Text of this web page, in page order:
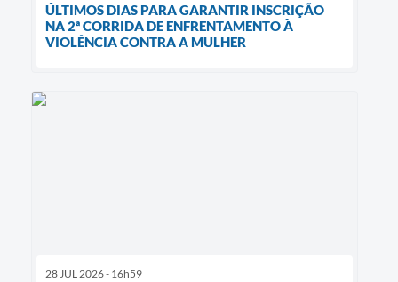
ÚLTIMOS DIAS PARA GARANTIR INSCRIÇÃO
NA 2ª CORRIDA DE ENFRENTAMENTO À
VIOLÊNCIA CONTRA A MULHER
28 JUL 2026 - 16h59